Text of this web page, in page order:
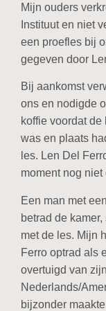
Mijn ouders
Instituut en niet
een proefles bij
gegeven door
Bij aankomst
ons en nodigde
koffie voordat
was en plaats
les. Len Del
moment nog
Een man met
betrad de
met de les. Mijn
Ferro optrad als
overtuigd van
Nederlands/
bijzonder